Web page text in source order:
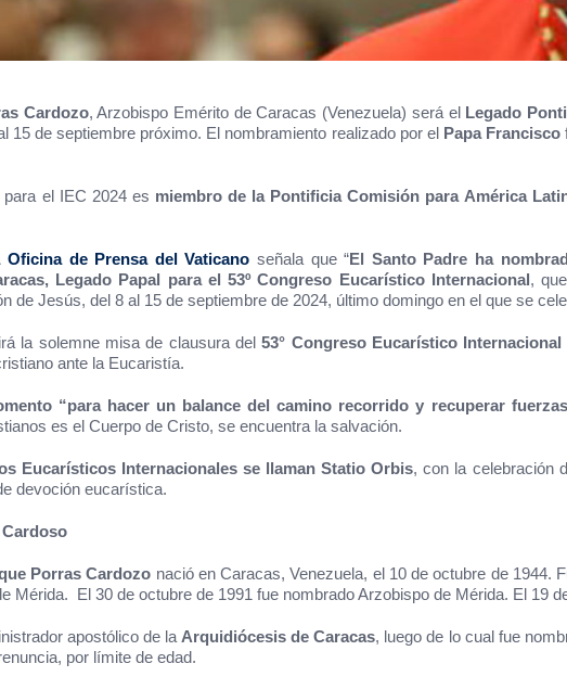
Cardozo, Arzobispo Emérito de Caracas (Venezuela) será el Legado
15 de septiembre próximo. El nombramiento realizado por el Papa Francisco
el IEC 2024 es miembro de la Pontificia Comisión para América
Oficina de Prensa del Vaticano señala que “El Santo Padre ha
Legado Papal para el 53º Congreso Eucarístico Internacional,
de Jesús, del 8 al 15 de septiembre de 2024, último domingo en el que se
la solemne misa de clausura del53° Congreso Eucarístico Internacional
ante la Eucaristía.
“para hacer un balance del camino recorrido y recuperar
es el Cuerpo de Cristo, se encuentra la salvación.
Eucarísticos Internacionales se llaman Statio Orbis, con la celebración
devoción eucarística.
Porras Cardozo nació en Caracas, Venezuela, el 10 de octubre de 1944.
Mérida. El 30 de octubre de 1991 fue nombrado Arzobispo de Mérida. El 19
apostólico de la Arquidiócesis de Caracas, luego de lo cual fue
por límite de edad.